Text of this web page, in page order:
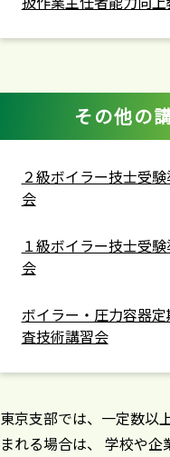
その他の
２級ボイラー技士受
会
１級ボイラー技士受
会
ボイラー・圧力容器
査技術講習会
東京支部では、一定数以
まれる場合は、 学校や企